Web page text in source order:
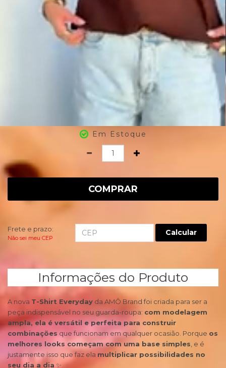
Em Estoque
COMPRAR
Frete e prazo:
Não sei meu CEP
Calcular
Informações do Produto
A nova T-Shirt Everyday da AMÔ Brand foi criada para ser a
peça indispensável no seu guarda-roupa: com modelagem
ampla, ela é versátil e perfeita para construir
combinações que funcionam em qualquer ocasião. Porque os
melhores looks começam com uma base simples , e é
justamente isso que faz ela multiplicar possibilidades no
seu dia a dia ✨